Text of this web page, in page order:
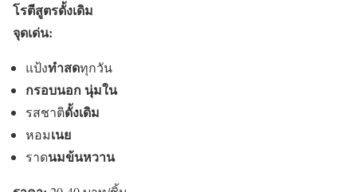
โรตีสูตรดั้งเดิม
จุดเด่น:
แป้งทำสดทุกวัน
กรอบนอก นุ่มใน
รสชาติดั้งเดิม
หอมเนย
ราดนมข้นหวาน